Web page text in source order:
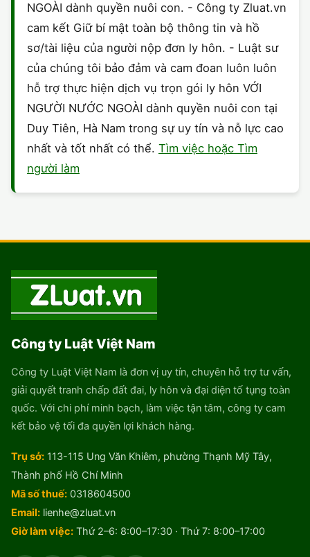
NGOÀI dành quyền nuôi con. - Công ty Zluat.vn
cam kết Giữ bí mật toàn bộ thông tin và hồ
sơ/tài liệu của người nộp đơn ly hôn. - Luật sư
của chúng tôi bảo đảm và cam đoan luôn luôn
hỗ trợ thực hiện dịch vụ trọn gói ly hôn VỚI
NGƯỜI NƯỚC NGOÀI dành quyền nuôi con tại
Duy Tiên, Hà Nam trong sự uy tín và nỗ lực cao
nhất và tốt nhất có thể. Tìm việc hoặc Tìm
người làm
Công ty Luật Việt Nam
Công ty Luật Việt Nam là đơn vị uy tín, chuyên hỗ trợ tư vấn,
giải quyết tranh chấp đất đai, ly hôn và đại diện tố tụng toàn
quốc. Với chi phí minh bạch, làm việc tận tâm, công ty cam
kết bảo vệ tối đa quyền lợi khách hàng.
Trụ sở: 113-115 Ung Văn Khiêm, phường Thạnh Mỹ Tây,
Thành phố Hồ Chí Minh
Mã số thuế: 0318604500
Email: lienhe@zluat.vn
Giờ làm việc: Thứ 2–6: 8:00–17:30 · Thứ 7: 8:00–17:00